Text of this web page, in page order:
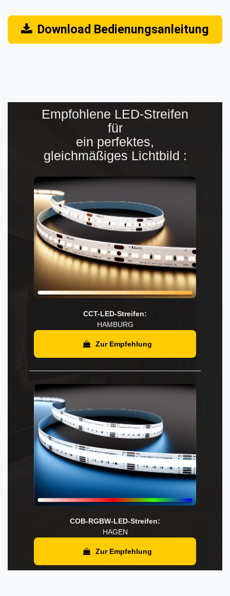
Download Bedienungsanleitung
Empfohlene LED-Streifen
für
ein perfektes,
gleichmäßiges Lichtbild :
CCT-LED-Streifen:
HAMBURG
Zur Empfehlung
COB-RGBW-LED-Streifen:
HAGEN
Zur Empfehlung